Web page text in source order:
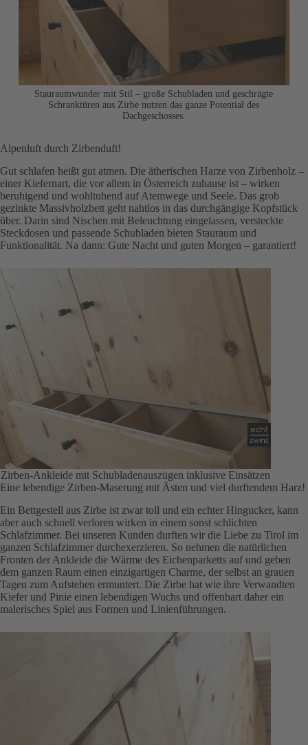
Stauraumwunder mit Stil – große Schubladen und geschrägte
Schranktüren aus Zirbe nutzen das ganze Potential des
Dachgeschosses.
Alpenluft durch Zirbenduft!
Gut schlafen heißt gut atmen. Die ätherischen Harze von Zirbenholz –
einer Kiefernart, die vor allem in Österreich zuhause ist – wirken
beruhigend und wohltuhend auf Atemwege und Seele. Das grob
gezinkte Massivholzbett geht nahtlos in das durchgängige Kopfstück
über. Darin sind Nischen mit Beleuchtung eingelassen, versteckte
Steckdosen und passende Schubladen bieten Stauraum und
Funktionalität. Na dann: Gute Nacht und guten Morgen – garantiert!
Zirben-Ankleide mit Schubladenauszügen inklusive Einsätzen
Eine lebendige Zirben-Maserung mit Ästen und viel durftendem Harz!
Ein Bettgestell aus Zirbe ist zwar toll und ein echter Hingucker, kann
aber auch schnell verloren wirken in einem sonst schlichten
Schlafzimmer. Bei unseren Kunden durften wir die Liebe zu Tirol im
ganzen Schlafzimmer durchexerzieren. So nehmen die natürlichen
Fronten der Ankleide die Wärme des Eichenparketts auf und geben
dem ganzen Raum einen einzigartigen Charme, der selbst an grauen
Tagen zum Aufstehen ermuntert. Die Zirbe hat wie ihre Verwandten
Kiefer und Pinie einen lebendigen Wuchs und offenbart daher ein
malerisches Spiel aus Formen und Linienführungen.